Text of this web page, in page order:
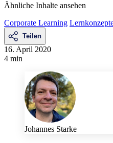
Ähnliche Inhalte ansehen
Corporate Learning
Teilen
16. April 2020
4 min
Johannes Starke